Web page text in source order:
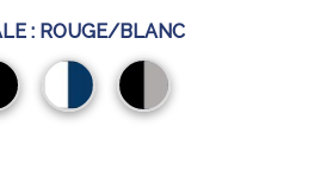
: ROUGE/BLANC
Blanc/BleuGris/Noir